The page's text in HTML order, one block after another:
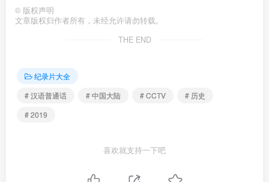
© 版权声明
文章版权归作者所有，未经允许请勿转载。
THE END
纪录片大全
# 汉语普通话
# 中国大陆 # CCTV
# 历史
# 2019
喜欢就支持一下吧